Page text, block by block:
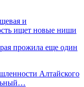
и
ищет новые ниши
прожила еще один
Алтайского